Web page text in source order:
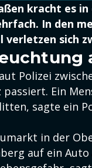
kracht es in
In den
verletzen sich
Polizei
Ein
sagte ein
in der
auf ein Auto